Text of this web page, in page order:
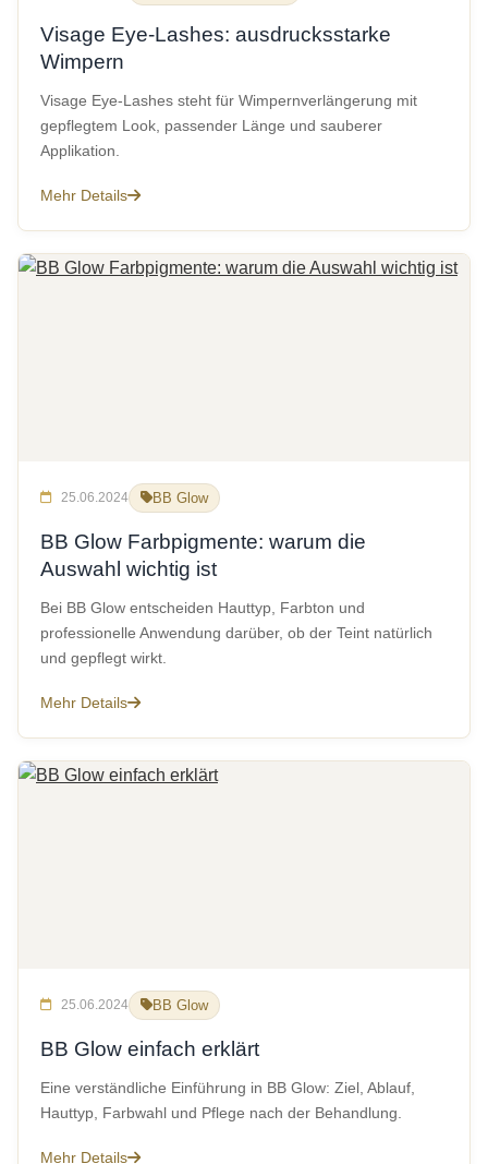
Visage Eye-Lashes: ausdrucksstarke
Wimpern
Visage Eye-Lashes steht für Wimpernverlängerung mit
gepflegtem Look, passender Länge und sauberer
Applikation.
Mehr Details
25.06.2024 BB Glow
BB Glow Farbpigmente: warum die
Auswahl wichtig ist
Bei BB Glow entscheiden Hauttyp, Farbton und
professionelle Anwendung darüber, ob der Teint natürlich
und gepflegt wirkt.
Mehr Details
25.06.2024 BB Glow
BB Glow einfach erklärt
Eine verständliche Einführung in BB Glow: Ziel, Ablauf,
Hauttyp, Farbwahl und Pflege nach der Behandlung.
Mehr Details